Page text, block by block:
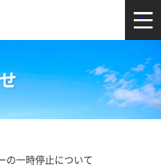
の一時停止について